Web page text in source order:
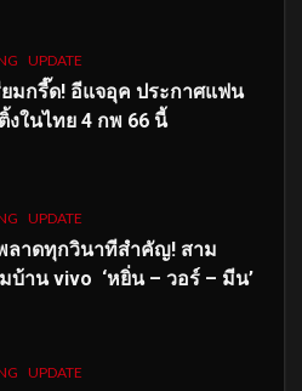
UPDATE
ยมกรี๊ด! อีแจอุค ประกาศแฟน
งในไทย 4 กพ 66 นี้
UPDATE
ลาดทุกวินาทีสำคัญ! สาม
บ้าน vivo ‘หยิ่น – วอร์ – มีน’
UPDATE